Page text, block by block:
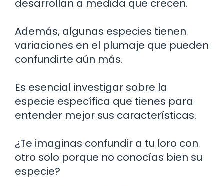
desarrollan a medida que crecen.
Además, algunas especies tienen
variaciones en el plumaje que pueden
confundirte aún más.
Es esencial investigar sobre la
especie específica que tienes para
entender mejor sus características.
¿Te imaginas confundir a tu loro con
otro solo porque no conocías bien su
especie?